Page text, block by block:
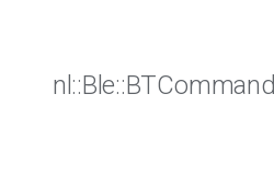
nl ::Ble::BTCommand